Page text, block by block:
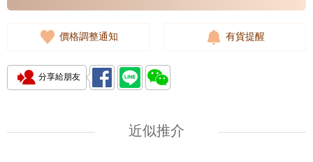
價格調整通知 有貨提醒
分享給朋友
近似推介